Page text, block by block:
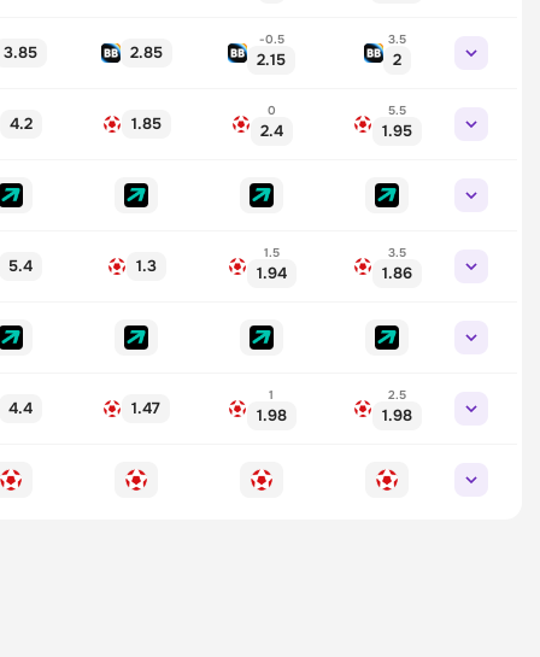
3.85 2.85
-0.5
2.15
3.5
2
4.2 1.85
0
2.4
5.5
1.95
5.4 1.3
1.5
1.94
3.5
1.86
4.4 1.47
1
1.98
2.5
1.98